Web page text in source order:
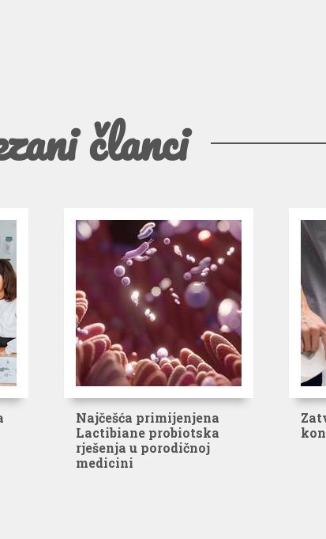
članci
Najčešća primijenjena
Lactibiane probiotska
rješenja u porodičnoj
medicini